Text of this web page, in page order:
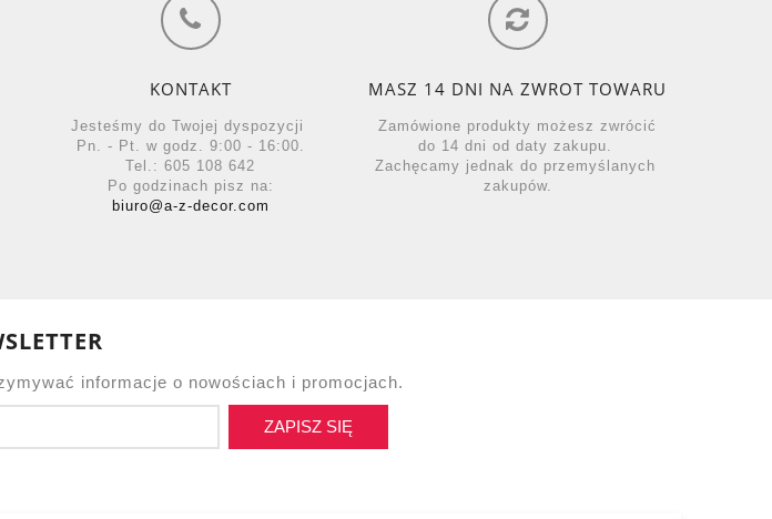
KONTAKT
Jesteśmy do Twojej dyspozycji
Pn. - Pt. w godz. 9:00 - 16:00.
Tel.: 605 108 642
Po godzinach pisz na:
biuro@a-z-decor.com
MASZ 14 DNI NA ZWROT TOWARU
Zamówione produkty możesz zwrócić
do 14 dni od daty zakupu.
Zachęcamy jednak do przemyślanych
zakupów.
informacje o nowościach i promocjach.
ZAPISZ SIĘ